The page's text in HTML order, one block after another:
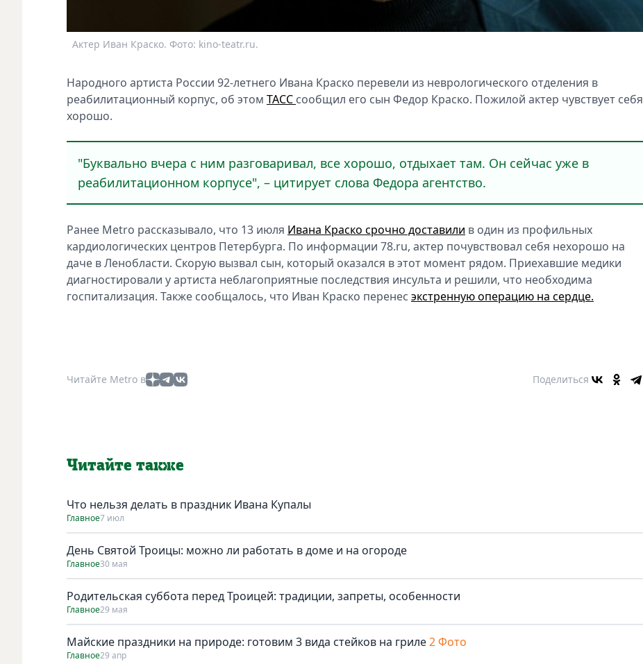
Актер Иван Краско. Фото: kino-teatr.ru.
Народного артиста России 92-летнего Ивана Краско перевели из неврологического отделения в
реабилитационный корпус, об этом ТАСС сообщил его сын Федор Краско. Пожилой актер чувствует себя
хорошо.
"Буквально вчера с ним разговаривал, все хорошо, отдыхает там. Он сейчас уже в
реабилитационном корпусе", – цитирует слова Федора агентство.
Ранее Metro рассказывало, что 13 июля Ивана Краско срочно доставили в один из профильных
кардиологических центров Петербурга. По информации 78.ru, актер почувствовал себя нехорошо на
даче в Ленобласти. Скорую вызвал сын, который оказался в этот момент рядом. Приехавшие медики
диагностировали у артиста неблагоприятные последствия инсульта и решили, что необходима
госпитализация. Также сообщалось, что Иван Краско перенес экстренную операцию на сердце.
Читайте Metro в Поделиться
Читайте также
Что нельзя делать в праздник Ивана Купалы
Главное7 июл
День Святой Троицы: можно ли работать в доме и на огороде
Главное30 мая
Родительская суббота перед Троицей: традиции, запреты, особенности
Главное29 мая
Майские праздники на природе: готовим 3 вида стейков на гриле2 Фото
Главное29 апр